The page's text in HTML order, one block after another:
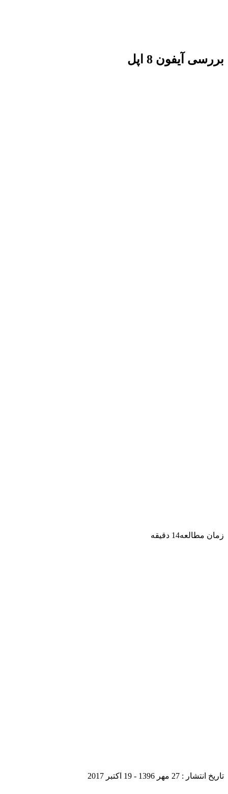
بررسی آیفون 8 اپل
زمان مطالعه14 دقیقه
تاریخ انتشار : 27 مهر 1396 - 19 اکتبر 2017